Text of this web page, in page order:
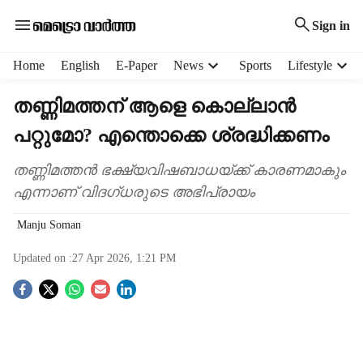
Sign in
Home English E-Paper News Sports Lifestyle
തണ്ണിമത്തന് ആളെ കൊല്ലാൻ
പറ്റുമോ? എന്തൊക്കെ ശ്രദ്ധിക്കണം
തണ്ണിമത്തൻ ഭക്ഷ്യവിഷബാധയ്ക്ക് കാരണമാകും
എന്നാണ് വിദഗ്ധരുടെ അഭിപ്രായം
Manju Soman
Updated on :27 Apr 2026, 1:21 PM
S